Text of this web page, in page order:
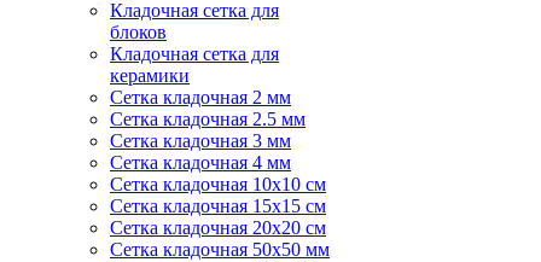
Кладочная сетка для
блоков
Кладочная сетка для
керамики
Сетка кладочная 2 мм
Сетка кладочная 2.5 мм
Сетка кладочная 3 мм
Сетка кладочная 4 мм
Сетка кладочная 10x10 см
Сетка кладочная 15x15 см
Сетка кладочная 20x20 см
Сетка кладочная 50x50 мм